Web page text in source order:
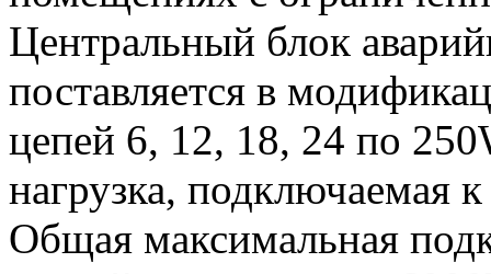
Центральный блок
поставляется в
цепей 6, 12, 18, 24 по
нагрузка, подключаемая
Общая максимальная